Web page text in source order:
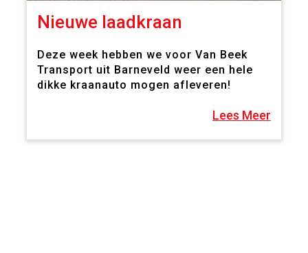
Nieuwe laadkraan
Deze week hebben we voor Van Beek
Transport uit Barneveld weer een hele
dikke kraanauto mogen afleveren!
Lees Meer